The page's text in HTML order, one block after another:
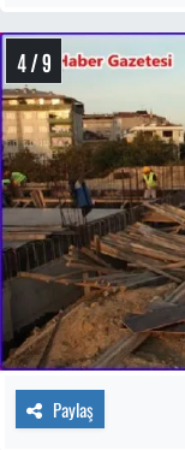
4 / 9
Paylaş